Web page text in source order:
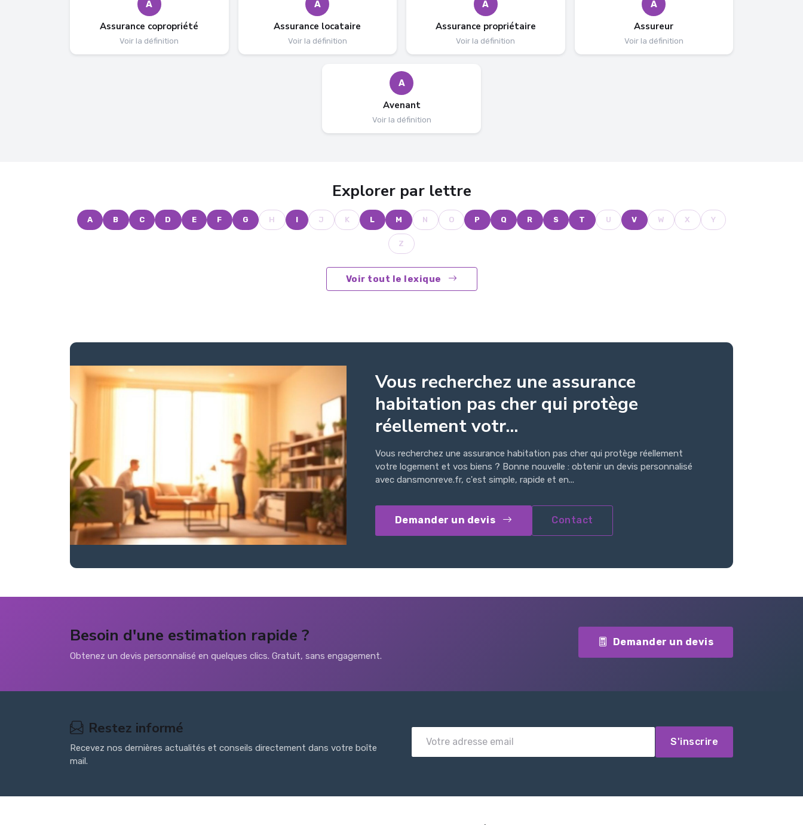
A
Assurance copropriété
Voir la définition
A
Assurance locataire
Voir la définition
A
Assurance propriétaire
Voir la définition
A
Assureur
Voir la définition
A
Avenant
Voir la définition
Explorer par lettre
A B C D E F G H I J K L M N O P Q R S T U V W X Y
Z
Voir tout le lexique
Vous recherchez une assurance
habitation pas cher qui protège
réellement votr...
Vous recherchez une assurance habitation pas cher qui protège réellement
votre logement et vos biens ? Bonne nouvelle : obtenir un devis personnalisé
avec dansmonreve.fr, c'est simple, rapide et en...
Demander un devis Contact
Besoin d'une estimation rapide ?
Obtenez un devis personnalisé en quelques clics. Gratuit, sans engagement.
Demander un devis
Restez informé
Recevez nos dernières actualités et conseils directement dans votre boîte
mail.
S'inscrire